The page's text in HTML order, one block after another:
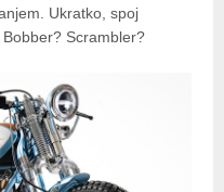
Ukratko, spoj
Scrambler?